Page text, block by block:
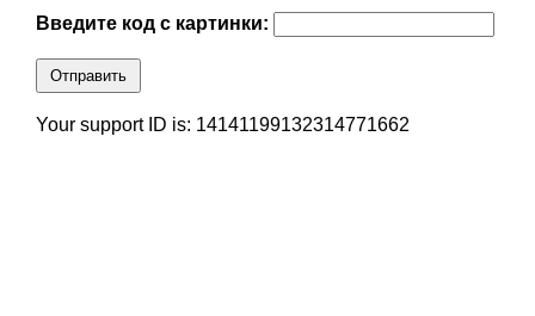
Введите код с картинки:
Отправить
Your support ID is: 14141199132314771662